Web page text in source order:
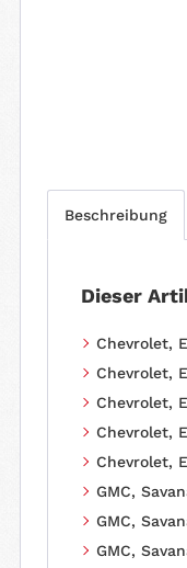
Beschreibung
Dieser
Chevrolet,
Chevrolet,
Chevrolet,
Chevrolet,
Chevrolet,
GMC,
GMC,
GMC,